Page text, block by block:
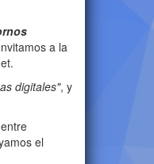
a la
digitales", y
el